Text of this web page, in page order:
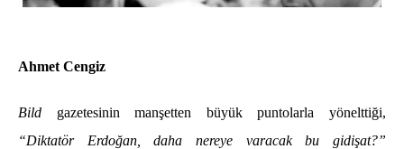
Ahmet Cengiz
Bild gazetesinin manşetten büyük puntolarla yönelttiği,
“Diktatör Erdoğan, daha nereye varacak bu gidişat?”